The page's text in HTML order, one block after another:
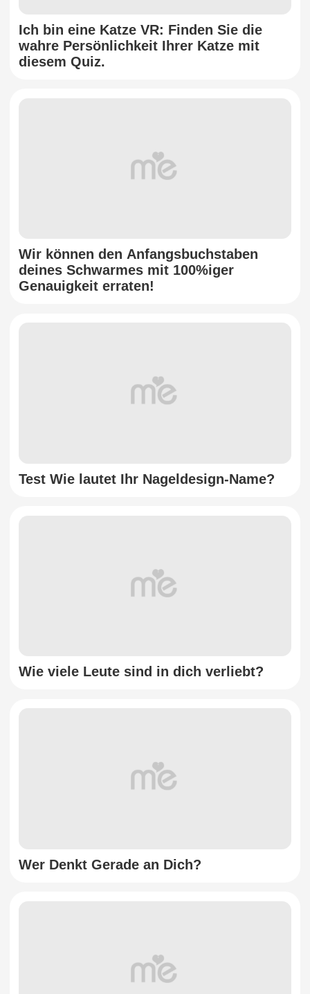
Ich bin eine Katze VR: Finden Sie die
wahre Persönlichkeit Ihrer Katze mit
diesem Quiz.
Wir können den Anfangsbuchstaben
deines Schwarmes mit 100%iger
Genauigkeit erraten!
Test Wie lautet Ihr Nageldesign-Name?
Wie viele Leute sind in dich verliebt?
Wer Denkt Gerade an Dich?